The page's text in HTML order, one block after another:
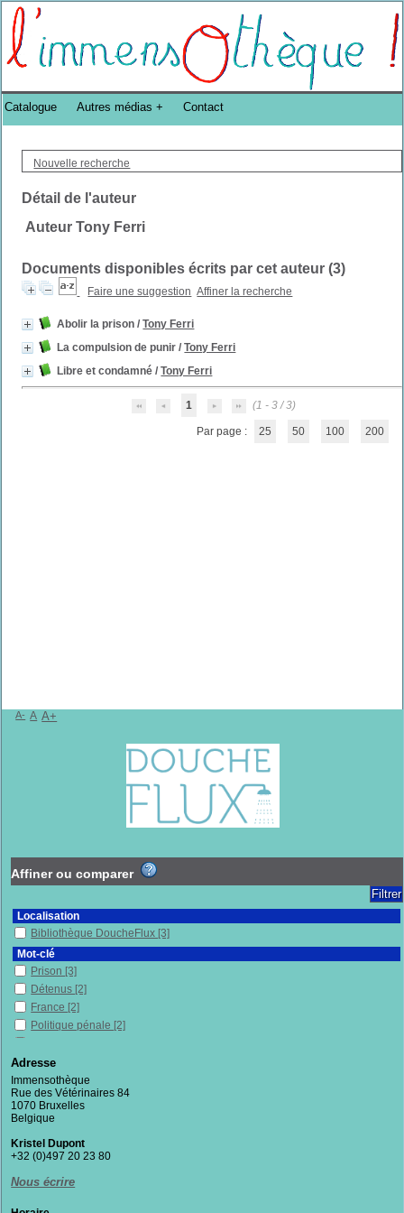
Bibliothèque DoucheFLUX Bibliotheek -->
Nouvelle recherche
Détail de l'auteur
Auteur Tony Ferri
Documents disponibles écrits par cet auteur (3)
Faire une suggestion Affiner la recherche
Abolir la prison /Tony Ferri
La compulsion de punir /Tony Ferri
Libre et condamné /Tony Ferri
1 (1 - 3 / 3)
Par page : 25 50 100 200
Catalogue Autres médias Contact
A- A A+
Affiner ou comparer
Localisation
Bibliothèque DoucheFlux [3]
Mot-clé
Prison [3]
Détenus [2]
France [2]
Politique pénale [2]
Bracelet électronique
Droit pénal[1]
Justice[1]
Peines (justice)
Radicalisme [1]
Documentaires
Adresse
Immensothèque
Rue des Vétérinaires 84
1070 Bruxelles
Belgique
Kristel Dupont
+32 (0)497 20 23 80
Nous écrire